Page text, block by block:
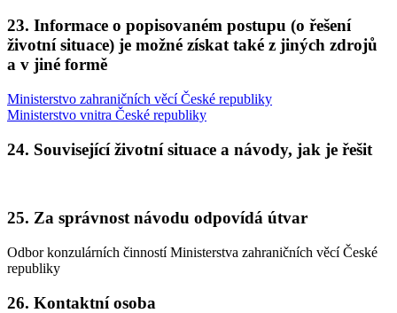
23. Informace o popisovaném postupu (o řešení
životní situace) je možné získat také z jiných zdrojů
a v jiné formě
Ministerstvo zahraničních věcí České republiky
Ministerstvo vnitra České republiky
24. Související životní situace a návody, jak je řešit
25. Za správnost návodu odpovídá útvar
Odbor konzulárních činností Ministerstva zahraničních věcí České
republiky
26. Kontaktní osoba